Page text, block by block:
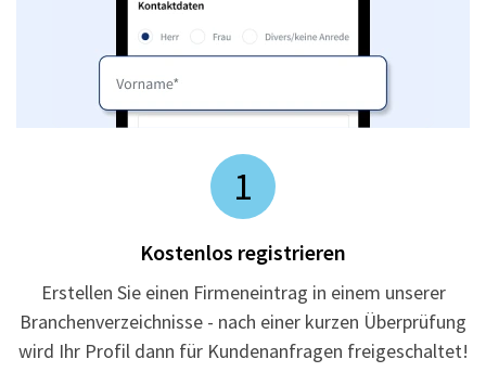
1
Kostenlos registrieren
Erstellen Sie einen Firmeneintrag in einem unserer
Branchenverzeichnisse - nach einer kurzen Überprüfung
wird Ihr Profil dann für Kundenanfragen freigeschaltet!